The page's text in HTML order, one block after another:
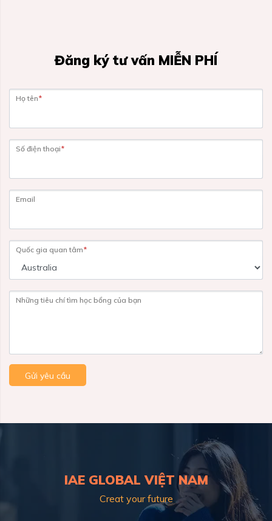
Đăng ký tư vấn MIỄN PHÍ
Họ tên*
Số điện thoại*
Email
Quốc gia quan tâm*
Những tiêu chí tìm học bổng của bạn
Gửi yêu cầu
IAE GLOBAL VIỆT NAM
Creat your future